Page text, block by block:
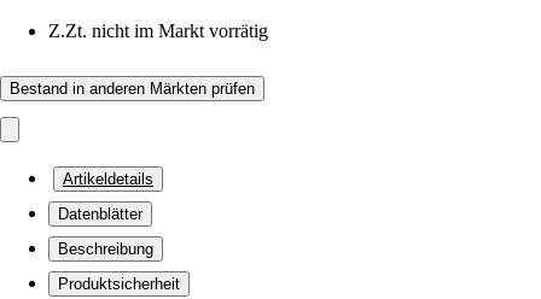
Z.Zt. nicht im Markt vorrätig
Bestand in anderen Märkten prüfen
Artikeldetails
Datenblätter
Beschreibung
Produktsicherheit